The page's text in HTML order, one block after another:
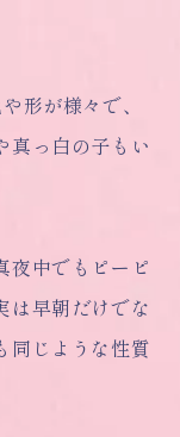
形が様々で、
真っ白の子もい
夜中でもピーピ
は早朝だけでな
同じような性質